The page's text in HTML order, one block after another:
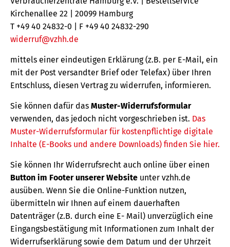
Kirchenallee 22 | 20099 Hamburg
T +49 40 24832-0 | F +49 40 24832-290
widerruf@vzhh.de
mittels einer eindeutigen Erklärung (z.B. per E-Mail, ein
mit der Post versandter Brief oder Telefax) über Ihren
Entschluss, diesen Vertrag zu widerrufen, informieren.
Sie können dafür das Muster-Widerrufsformular
verwenden, das jedoch nicht vorgeschrieben ist. Das
Muster-Widerrufsformular für kostenpflichtige digitale
Inhalte (E-Books und andere Downloads) finden Sie hier.
Sie können Ihr Widerrufsrecht auch online über einen
Button im Footer unserer Website unter vzhh.de
ausüben. Wenn Sie die Online-Funktion nutzen,
übermitteln wir Ihnen auf einem dauerhaften
Datenträger (z.B. durch eine E- Mail) unverzüglich eine
Eingangsbestätigung mit Informationen zum Inhalt der
Widerrufserklärung sowie dem Datum und der Uhrzeit